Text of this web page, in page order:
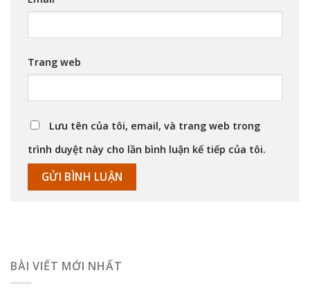
Trang web
Lưu tên của tôi, email, và trang web trong
trình duyệt này cho lần bình luận kế tiếp của tôi.
BÀI VIẾT MỚI NHẤT